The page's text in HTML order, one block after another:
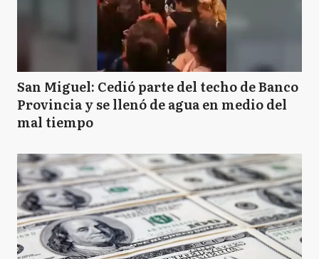
San Miguel: Cedió parte del techo de Banco
Provincia y se llenó de agua en medio del
mal tiempo